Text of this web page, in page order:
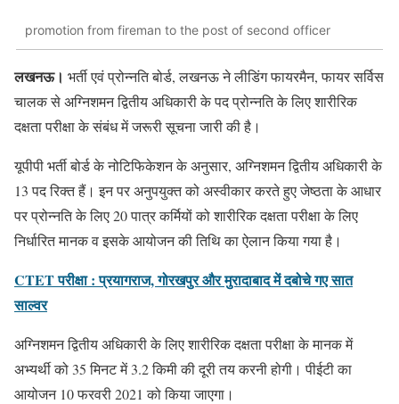
promotion from fireman to the post of second officer
लखनऊ। भर्ती एवं प्रोन्नति बोर्ड, लखनऊ ने लीडिंग फायरमैन, फायर सर्विस
चालक से अग्निशमन द्वितीय अधिकारी के पद प्रोन्नति के लिए शारीरिक
दक्षता परीक्षा के संबंध में जरूरी सूचना जारी की है।
यूपीपी भर्ती बोर्ड के नोटिफिकेशन के अनुसार, अग्निशमन द्वितीय अधिकारी के
13 पद रिक्त हैं। इन पर अनुपयुक्त को अस्वीकार करते हुए जेष्ठता के आधार
पर प्रोन्नति के लिए 20 पात्र कर्मियों को शारीरिक दक्षता परीक्षा के लिए
निर्धारित मानक व इसके आयोजन की तिथि का ऐलान किया गया है।
CTET परीक्षा : प्रयागराज, गोरखपुर और मुरादाबाद में दबोचे गए सात
साल्वर
अग्निशमन द्वितीय अधिकारी के लिए शारीरिक दक्षता परीक्षा के मानक में
अभ्यर्थी को 35 मिनट में 3.2 किमी की दूरी तय करनी होगी। पीईटी का
आयोजन 10 फरवरी 2021 को किया जाएगा।